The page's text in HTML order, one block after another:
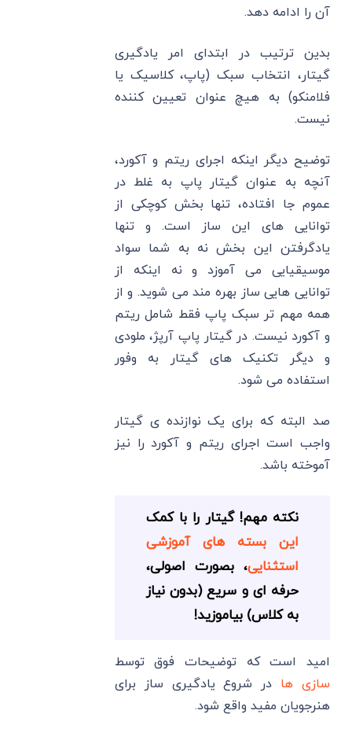
آن را ادامه دهد.
بدین ترتیب در ابتدای امر یادگیری
گیتار، انتخاب سبک (پاپ، کلاسیک یا
فلامنکو) به هیچ عنوان تعیین کننده
نیست.
توضیح دیگر اینکه اجرای ریتم و آکورد،
آنچه به عنوان گیتار پاپ به غلط در
عموم جا افتاده، تنها بخش کوچکی از
توانایی های این ساز است. و تنها
یادگرفتن این بخش نه به شما سواد
موسیقیایی می آموزد و نه اینکه از
توانایی هایی ساز بهره مند می شوید. و از
همه مهم تر سبک پاپ فقط شامل ریتم
و آکورد نیست. در گیتار پاپ آرپژ، ملودی
و دیگر تکنیک های گیتار به وفور
استفاده می شود.
صد البته که برای یک نوازنده ی گیتار
واجب است اجرای ریتم و آکورد را نیز
آموخته باشد.
نکته مهم! گیتار را با کمک
این بسته های آموزشی
استثنایی، بصورت اصولی،
حرفه ای و سریع (بدون نیاز
به کلاس) بیاموزید!
امید است که توضیحات فوق توسط
سازی ها در شروع یادگیری ساز برای
هنرجویان مفید واقع شود.